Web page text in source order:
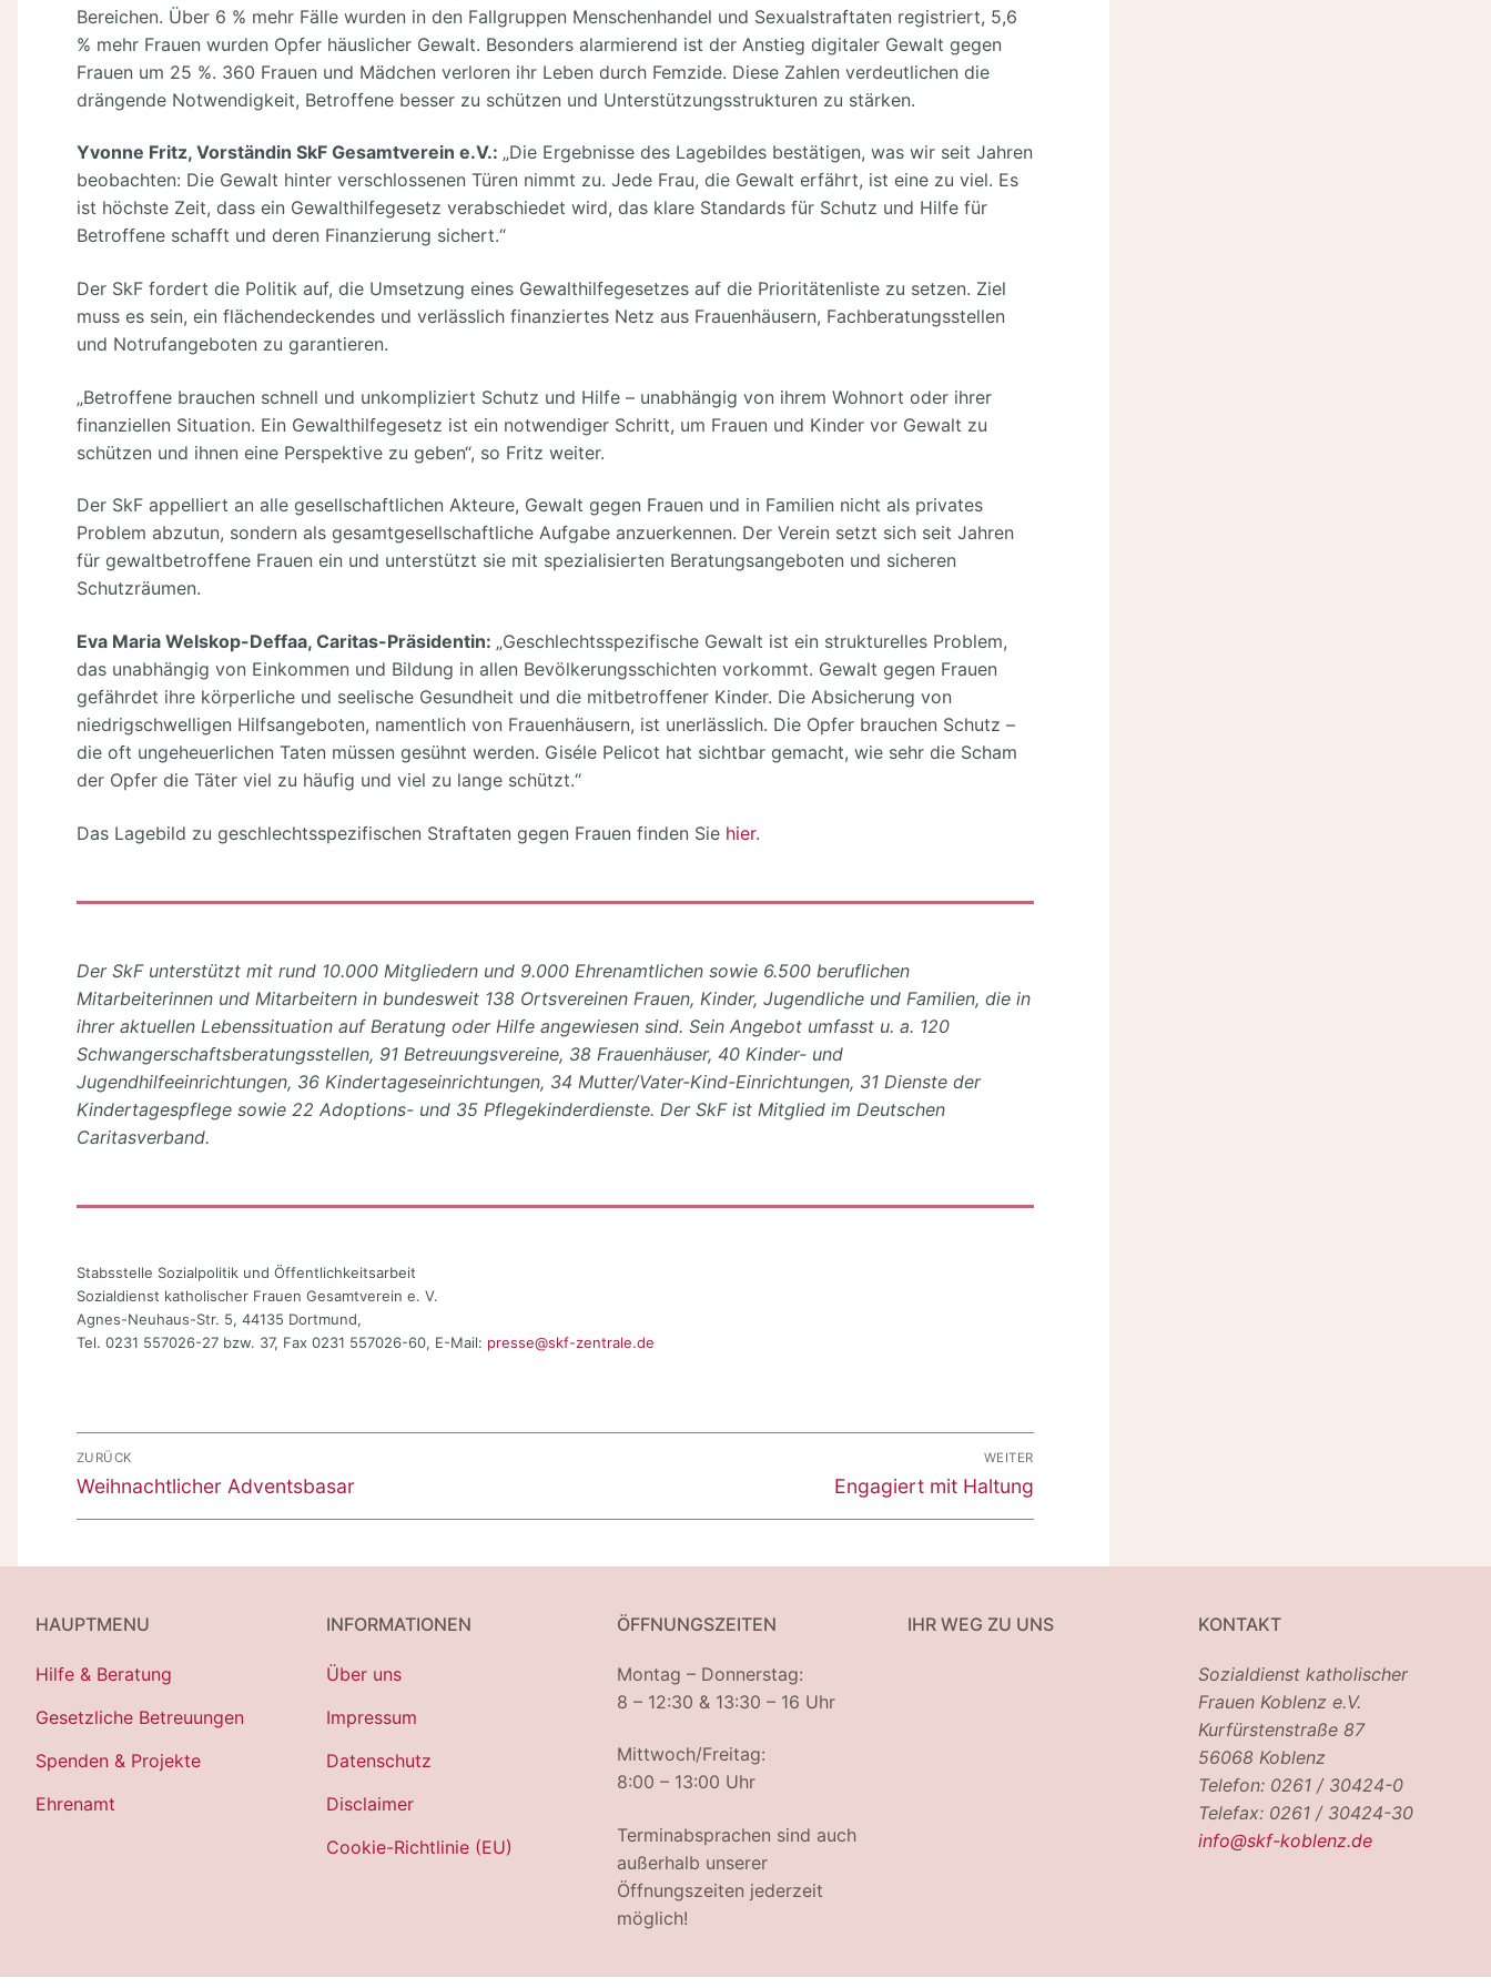
Bereichen. Über 6 % mehr Fälle wurden in den Fallgruppen Menschenhandel und Sexualstraftaten registriert, 5,6
% mehr Frauen wurden Opfer häuslicher Gewalt. Besonders alarmierend ist der Anstieg digitaler Gewalt gegen
Frauen um 25 %. 360 Frauen und Mädchen verloren ihr Leben durch Femzide. Diese Zahlen verdeutlichen die
drängende Notwendigkeit, Betroffene besser zu schützen und Unterstützungsstrukturen zu stärken.
Yvonne Fritz, Vorständin SkF Gesamtverein e.V.: „Die Ergebnisse des Lagebildes bestätigen, was wir seit Jahren
beobachten: Die Gewalt hinter verschlossenen Türen nimmt zu. Jede Frau, die Gewalt erfährt, ist eine zu viel. Es
ist höchste Zeit, dass ein Gewalthilfegesetz verabschiedet wird, das klare Standards für Schutz und Hilfe für
Betroffene schafft und deren Finanzierung sichert.“
Der SkF fordert die Politik auf, die Umsetzung eines Gewalthilfegesetzes auf die Prioritätenliste zu setzen. Ziel
muss es sein, ein flächendeckendes und verlässlich finanziertes Netz aus Frauenhäusern, Fachberatungsstellen
und Notrufangeboten zu garantieren.
„Betroffene brauchen schnell und unkompliziert Schutz und Hilfe – unabhängig von ihrem Wohnort oder ihrer
finanziellen Situation. Ein Gewalthilfegesetz ist ein notwendiger Schritt, um Frauen und Kinder vor Gewalt zu
schützen und ihnen eine Perspektive zu geben“, so Fritz weiter.
Der SkF appelliert an alle gesellschaftlichen Akteure, Gewalt gegen Frauen und in Familien nicht als privates
Problem abzutun, sondern als gesamtgesellschaftliche Aufgabe anzuerkennen. Der Verein setzt sich seit Jahren
für gewaltbetroffene Frauen ein und unterstützt sie mit spezialisierten Beratungsangeboten und sicheren
Schutzräumen.
Eva Maria Welskop-Deffaa, Caritas-Präsidentin: „Geschlechtsspezifische Gewalt ist ein strukturelles Problem,
das unabhängig von Einkommen und Bildung in allen Bevölkerungsschichten vorkommt. Gewalt gegen Frauen
gefährdet ihre körperliche und seelische Gesundheit und die mitbetroffener Kinder. Die Absicherung von
niedrigschwelligen Hilfsangeboten, namentlich von Frauenhäusern, ist unerlässlich. Die Opfer brauchen Schutz –
die oft ungeheuerlichen Taten müssen gesühnt werden. Giséle Pelicot hat sichtbar gemacht, wie sehr die Scham
der Opfer die Täter viel zu häufig und viel zu lange schützt.“
Das Lagebild zu geschlechtsspezifischen Straftaten gegen Frauen finden Sie hier.
Der SkF unterstützt mit rund 10.000 Mitgliedern und 9.000 Ehrenamtlichen sowie 6.500 beruflichen
Mitarbeiterinnen und Mitarbeitern in bundesweit 138 Ortsvereinen Frauen, Kinder, Jugendliche und Familien, die in
ihrer aktuellen Lebenssituation auf Beratung oder Hilfe angewiesen sind. Sein Angebot umfasst u. a. 120
Schwangerschaftsberatungsstellen, 91 Betreuungsvereine, 38 Frauenhäuser, 40 Kinder- und
Jugendhilfeeinrichtungen, 36 Kindertageseinrichtungen, 34 Mutter/Vater-Kind-Einrichtungen, 31 Dienste der
Kindertagespflege sowie 22 Adoptions- und 35 Pflegekinderdienste. Der SkF ist Mitglied im Deutschen
Caritasverband.
Stabsstelle Sozialpolitik und Öffentlichkeitsarbeit
Sozialdienst katholischer Frauen Gesamtverein e. V.
Agnes-Neuhaus-Str. 5, 44135 Dortmund,
Tel. 0231 557026-27 bzw. 37, Fax 0231 557026-60, E-Mail: presse@skf-zentrale.de
Beitragsnavigation
ZURÜCK
Vorheriger
Weihnachtlicher Adventsbasar
WEITER
Nächster
Engagiert mit Haltung
HAUPTMENU
Hilfe & Beratung
Gesetzliche Betreuungen
Spenden & Projekte
Ehrenamt
INFORMATIONEN
Über uns
Impressum
Datenschutz
Disclaimer
Cookie-Richtlinie (EU)
ÖFFNUNGSZEITEN
Montag – Donnerstag:
8 – 12:30 & 13:30 – 16 Uhr
Mittwoch/Freitag:
8:00 – 13:00 Uhr
Terminabsprachen sind auch
außerhalb unserer
Öffnungszeiten jederzeit
möglich!
IHR WEG ZU UNS KONTAKT
Sozialdienst katholischer
Frauen Koblenz e.V.
Kurfürstenstraße 87
56068 Koblenz
Telefon: 0261 / 30424-0
Telefax: 0261 / 30424-30
info@skf-koblenz.de